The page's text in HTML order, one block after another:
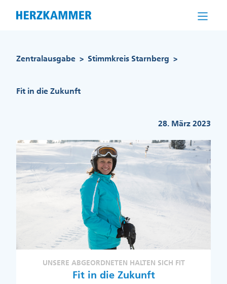
Zentralausgabe > Stimmkreis Starnberg >
Fit in die Zukunft
28. März 2023
UNSERE ABGEORDNETEN HALTEN SICH FIT
Fit in die Zukunft